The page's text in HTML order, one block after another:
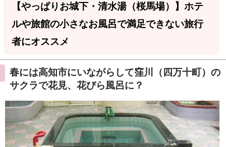
【やっぱりお城下・清水湯（桜馬場）】ホテ
ルや旅館の小さなお風呂で満足できない旅行
者にオススメ
春には高知市にいながらして窪川（四万十町）の
サクラで花見、花びら風呂に？